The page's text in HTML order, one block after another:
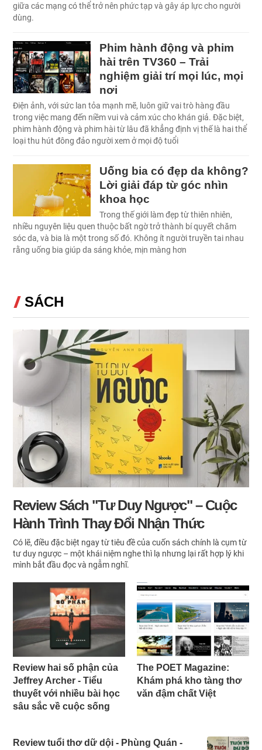
giữa các mạng có thể trở nên phức tạp và gây áp lực cho người
dùng.
Phim hành động và phim
hài trên TV360 – Trải
nghiệm giải trí mọi lúc, mọi
nơi
Điện ảnh, với sức lan tỏa mạnh mẽ, luôn giữ vai trò hàng đầu
trong việc mang đến niềm vui và cảm xúc cho khán giả. Đặc biệt,
phim hành động và phim hài từ lâu đã khẳng định vị thế là hai thể
loại thu hút đông đảo người xem ở mọi độ tuổi
Uống bia có đẹp da không?
Lời giải đáp từ góc nhìn
khoa học
Trong thế giới làm đẹp từ thiên nhiên,
nhiều nguyên liệu quen thuộc bất ngờ trở thành bí quyết chăm
sóc da, và bia là một trong số đó. Không ít người truyền tai nhau
rằng uống bia giúp da sáng khỏe, mịn màng hơn
SÁCH
Review Sách "Tư Duy Ngược" – Cuộc
Hành Trình Thay Đổi Nhận Thức
Có lẽ, điều đặc biệt ngay từ tiêu đề của cuốn sách chính là cụm từ
tư duy ngược – một khái niệm nghe thì lạ nhưng lại rất hợp lý khi
mình bắt đầu đọc và ngẫm nghĩ.
Review hai số phận của
Jeffrey Archer - Tiểu
thuyết với nhiều bài học
sâu sắc về cuộc sống
The POET Magazine:
Khám phá kho tàng thơ
văn đậm chất Việt
Review tuổi thơ dữ dội - Phùng Quán -